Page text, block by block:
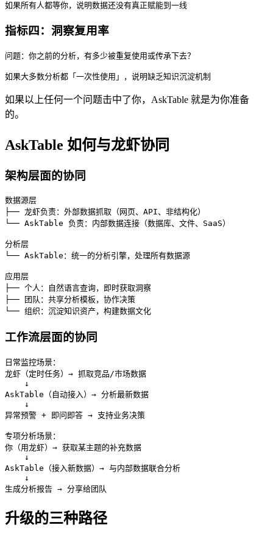
指标四：洞察复用率
问题：你之前的分析，有多少被重复使用或传承下去？
如果以上任何一个问题击中了你，AskTable 就是为你准备
的。
AskTable 如何与龙虾协同
架构层面的协同
数据源层
├── 龙虾负责：外部数据抓取（网页、API、非结构化）
└── AskTable 负责：内部数据连接（数据库、文件、SaaS）
分析层
└── AskTable：统一的分析引擎，处理所有数据源
应用层
├── 个人：自然语言查询，即时获取洞察
├── 团队：共享分析模板，协作决策
工作流层面的协同
日常监控场景：
龙虾（定时任务）→ 抓取竞品/市场数据
    ↓
AskTable（自动接入）→ 分析最新数据
    ↓
异常预警 + 即问即答 → 支持业务决策
专项分析场景：
你（用龙虾）→ 获取某主题的补充数据
    ↓
AskTable（接入新数据）→ 与内部数据联合分析
    ↓
升级的三种路径